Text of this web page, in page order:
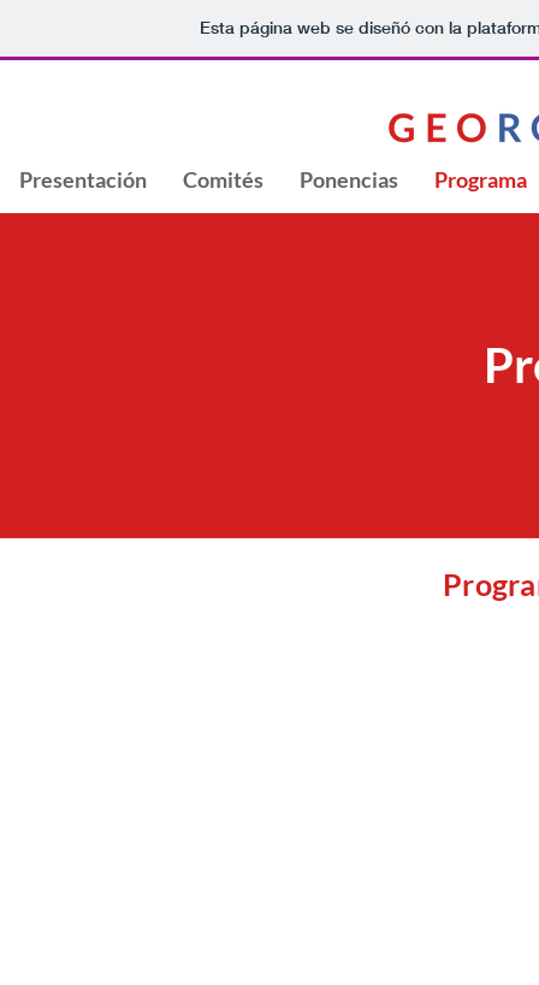
Esta página web se diseñó con la
Presentación Comités Ponencias Programa